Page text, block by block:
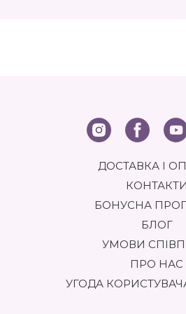
Креми: більш концентровані, ніж
для сухого та пошкодженого
обтяжувати тонке волосся.
Флюїди: легкі незмивні
ЯКИЙ НЕЗМИВНИЙ
При виборі незмивного догляду
ДОСТАВКА І
КОНТАКТИ
БОНУСНА
БЛОГ
УМОВИ
ПРО НАС
УГОДА